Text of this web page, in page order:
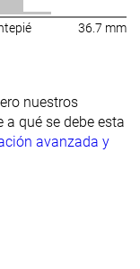
36.7 mm
nuestros
a qué se debe esta
avanzada y